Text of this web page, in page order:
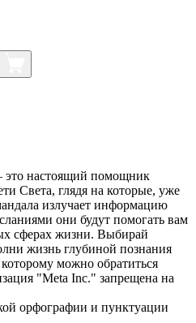
настоящий помощник
Света, глядя на которые, уже
излучает информацию
они будут помогать вам
сферах жизни. Выбирай
жизнь глубиной познания
можно обратиться
"Meta Inc." запрещена на
орфографии и пунктуации